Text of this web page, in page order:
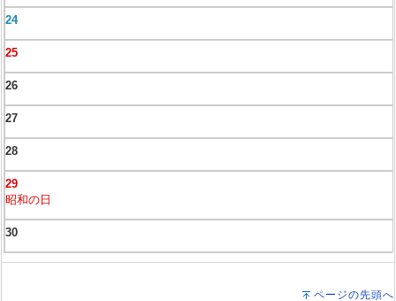
24
25
26
27
28
29
昭和の日
30
ページの先頭へ